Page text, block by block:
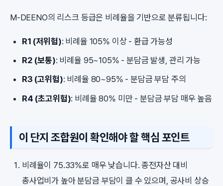
M-DEENO의 리스크 등급은 비례율을 기반으로 분류됩니다:
R1 (저위험): 비례율 105% 이상 - 환급 가능성
R2 (보통): 비례율 95~105% - 분담금 발생, 관리 가능
R3 (고위험): 비례율 80~95% - 분담금 부담 주의
R4 (초고위험): 비례율 80% 미만 - 분담금 부담 매우 높음
이 단지 조합원이 확인해야 할 핵심 포인트
비례율이 75.33%로 매우 낮습니다. 종전자산 대비
총사업비가 높아 분담금 부담이 클 수 있으며, 공사비 상승